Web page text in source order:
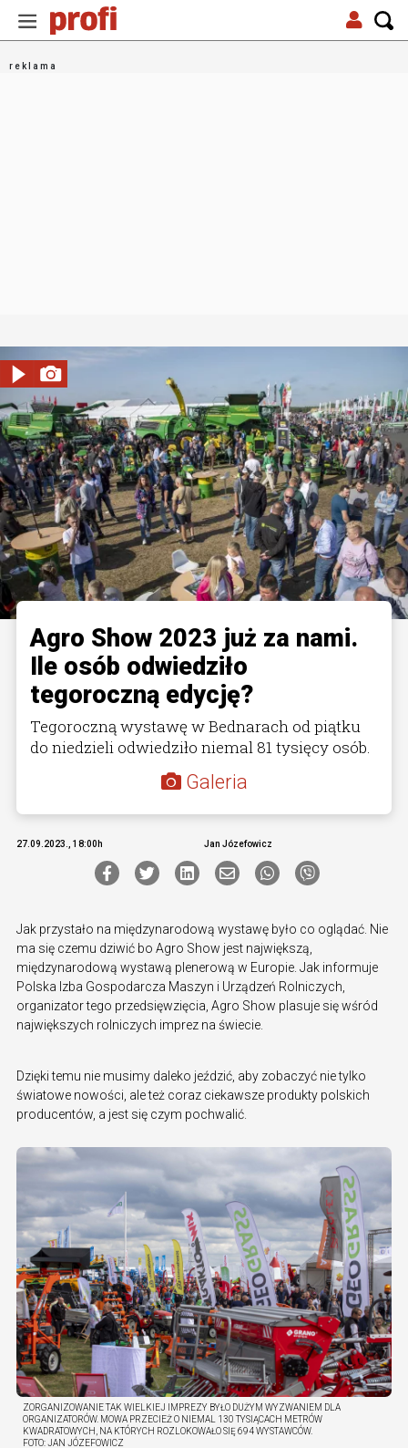
Agro Show 2023 już za nami.
Ile osób odwiedziło
tegoroczną edycję?
Tegoroczną wystawę w Bednarach od piątku
do niedzieli odwiedziło niemal 81 tysięcy osób.
Galeria
27.09.2023., 18:00h Jan Józefowicz
Jak przystało na międzynarodową wystawę było co oglądać. Nie
ma się czemu dziwić bo Agro Show jest największą,
międzynarodową wystawą plenerową w Europie. Jak informuje
Polska Izba Gospodarcza Maszyn i Urządzeń Rolniczych,
organizator tego przedsięwzięcia, Agro Show plasuje się wśród
największych rolniczych imprez na świecie.
Dzięki temu nie musimy daleko jeździć, aby zobaczyć nie tylko
światowe nowości, ale też coraz ciekawsze produkty polskich
producentów, a jest się czym pochwalić.
ZORGANIZOWANIE TAK WIELKIEJ IMPREZY BYŁO DUŻYM WYZWANIEM DLA
ORGANIZATORÓW. MOWA PRZECIEŻ O NIEMAL 130 TYSIĄCACH METRÓW
KWADRATOWYCH, NA KTÓRYCH ROZLOKOWAŁO SIĘ 694 WYSTAWCÓW.
FOTO:JAN JÓZEFOWICZ